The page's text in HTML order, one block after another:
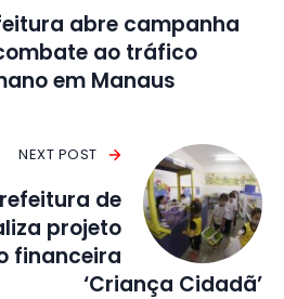
abre campanha
ao tráfico
em Manaus
NEXT POST
de
projeto
financeira
‘Criança Cidadã’